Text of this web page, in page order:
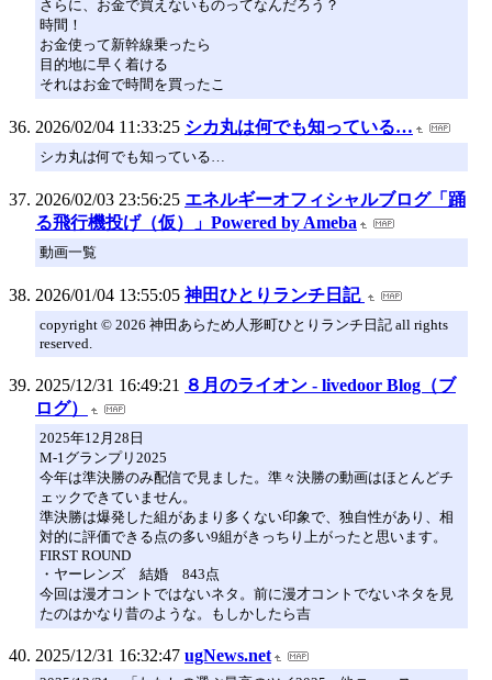
さらに、お金で買えないものってなんだろう？
時間！
お金使って新幹線乗ったら
目的地に早く着ける
それはお金で時間を買ったこ
2026/02/04 11:33:25 シカ丸は何でも知っている…
シカ丸は何でも知っている…
2026/02/03 23:56:25 エネルギーオフィシャルブログ「踊
る飛行機投げ（仮）」Powered by Ameba
動画一覧
2026/01/04 13:55:05 神田ひとりランチ日記
copyright © 2026 神田あらため人形町ひとりランチ日記 all rights
reserved.
2025/12/31 16:49:21 ８月のライオン - livedoor Blog（ブ
ログ）
2025年12月28日
M-1グランプリ2025
今年は準決勝のみ配信で見ました。準々決勝の動画はほとんどチ
ェックできていません。
準決勝は爆発した組があまり多くない印象で、独自性があり、相
対的に評価できる点の多い9組がきっちり上がったと思います。
FIRST ROUND
・ヤーレンズ 結婚 843点
今回は漫才コントではないネタ。前に漫才コントでないネタを見
たのはかなり昔のような。もしかしたら吉
2025/12/31 16:32:47 ugNews.net